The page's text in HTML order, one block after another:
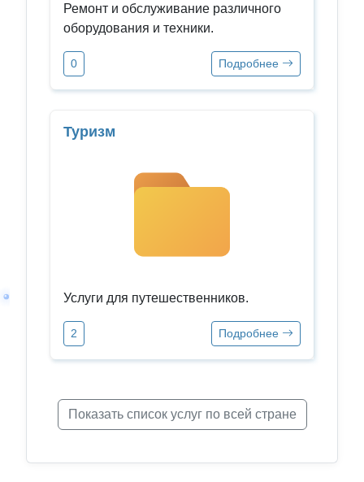
Ремонт и обслуживание различного
оборудования и техники.
0 Подробнее
Туризм
Услуги для путешественников.
2 Подробнее
Показать список услуг по всей стране